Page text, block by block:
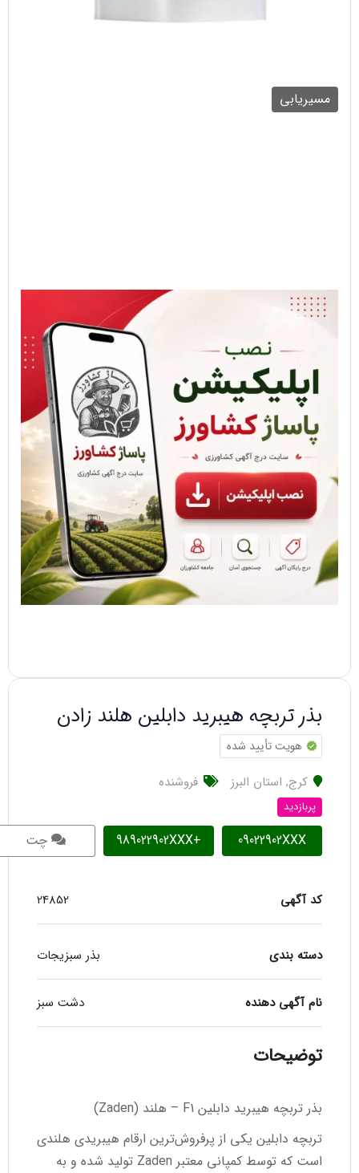
بذر تربچه هیبرید دابلین هلند زادن
هویت تأیید شده
کرج, استان البرز فروشنده
پربازدید
09022902XXX
+989022902XXX چت
کد آگهی 24852
دسته بندی بذر سبزیجات
نام آگهی دهنده دشت سبز
توضیحات
بذر تربچه هیبرید دابلین F1 – هلند (Zaden)
تربچه دابلین یکی از پرفروش‌ترین ارقام هیبریدی هلندی
است که توسط کمپانی معتبر Zaden تولید شده و به
مسیریابی